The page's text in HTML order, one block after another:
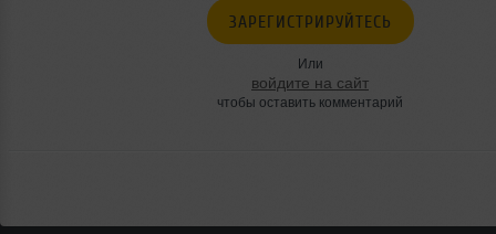
ЗАРЕГИСТРИРУЙТЕСЬ
Или
войдите на сайт
чтобы оставить комментарий